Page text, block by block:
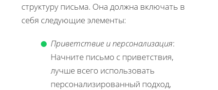
структуру письма. Она должна включать в
себя следующие элементы:
Приветствие и персонализация:
Начните письмо с приветствия,
лучше всего использовать
персонализированный подход,